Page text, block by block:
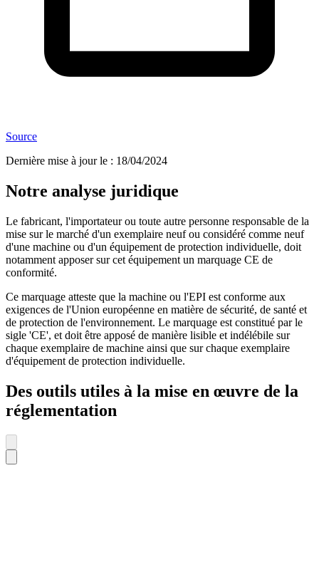
Source
Dernière mise à jour le : 18/04/2024
Notre analyse juridique
Le fabricant, l'importateur ou toute autre personne responsable de la
mise sur le marché d'un exemplaire neuf ou considéré comme neuf
d'une machine ou d'un équipement de protection individuelle, doit
notamment apposer sur cet équipement un marquage CE de
conformité.
Ce marquage atteste que la machine ou l'EPI est conforme aux
exigences de l'Union européenne en matière de sécurité, de santé et
de protection de l'environnement. Le marquage est constitué par le
sigle 'CE', et doit être apposé de manière lisible et indélébile sur
chaque exemplaire de machine ainsi que sur chaque exemplaire
d'équipement de protection individuelle.
Des outils utiles à la mise en œuvre de la
réglementation